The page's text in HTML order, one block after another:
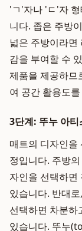
'ㄱ'자나 'ㄷ'자
니다. 좁은 주방
넓은 주방이라면
감을 부여할 수
제품을 제공하므
여 공간 활용도
3단계: 뚜누 아
매트의 디자인을
정입니다. 주방
자인을 선택하면
있습니다. 반대
선택하면 차분하
있습니다. 뚜누